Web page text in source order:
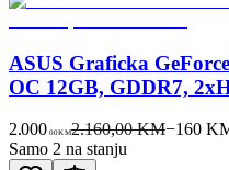
ASUS Graficka
OC 12GB, GDDR7,
2.000 00KM2.160,00 KM−160
Samo 2 na stanju